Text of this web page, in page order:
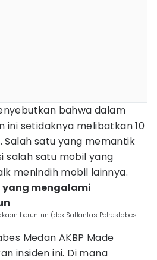
bahwa dalam
ini setidaknya melibatkan 10
Salah satu yang memantik
salah satu mobil yang
menindih mobil lainnya.
yang mengalami
beruntun (dok.Satlantas Polrestabes
Medan AKBP Made
insiden ini. Di mana